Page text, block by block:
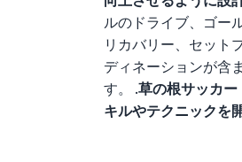
ルのドライブ、ゴー
リカバリー、セット
ディネーションが含
す。 .草の根サッカ
キルやテクニックを